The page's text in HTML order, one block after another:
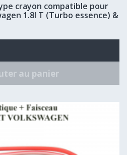
crayon compatible pour
1.8l T (Turbo essence) &
au panier